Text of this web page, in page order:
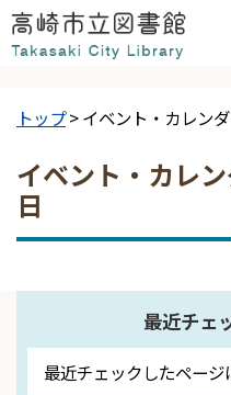
トップ> イベント・カレン
イベント・カレ
日
最近チェ
最近チェックしたページ